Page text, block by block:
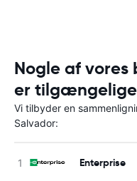
Nogle af
er tilgængelige
Vi tilbyder en
Salvador:
Enterprise